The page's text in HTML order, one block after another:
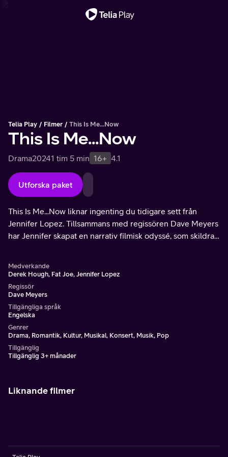
Telia Play Filmer This Is Me...Now
This Is Me...Now
Drama20241 tim 5 min 16+ 4.1
Utforska paket
This Is Me...Now liknar ingenting du tidigare sett från
Jennifer Lopez. Tillsammans med regissören Dave Meyers
har Jennifer skapat en narrativ filmisk odyssé, som skildrar
Medverkande
Derek Hough, Fat Joe, Jennifer Lopez
Regissör
Dave Meyers
Tillgängliga språk
Engelska
Genrer
Drama, Romantik, Kultur, Musikal, Konsert, Musik, Pop
Tillgänglig
Tillgänglig 3+ månader
Liknande filmer